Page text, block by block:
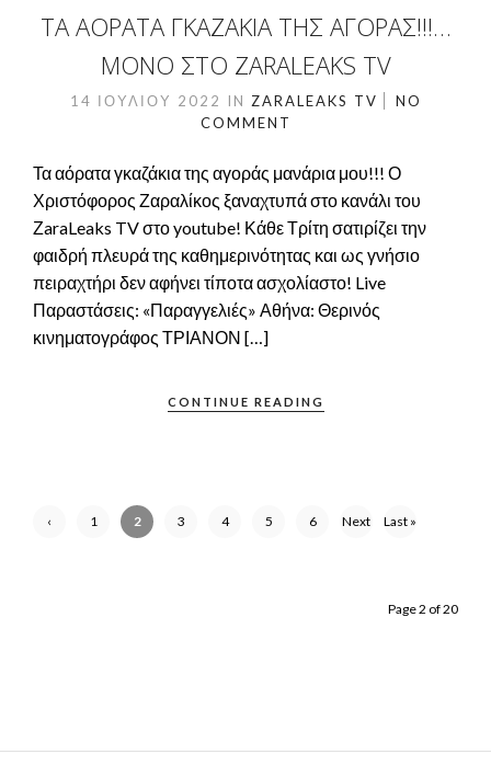
ΤΑ ΑΌΡΑΤΑ ΓΚΑΖΆΚΙΑ ΤΗΣ ΑΓΟΡΆΣ!!!…
ΜΌΝΟ ΣΤΟ ZARALEAKS TV
14 ΙΟΥΛΊΟΥ 2022 IN ZARALEAKS TV
NO
COMMENT
Τα αόρατα γκαζάκια της αγοράς μανάρια μου!!! Ο
Χριστόφορος Ζαραλίκος ξαναχτυπά στο κανάλι του
ΖaraLeaks TV στο youtube! Κάθε Τρίτη σατιρίζει την
φαιδρή πλευρά της καθημερινότητας και ως γνήσιο
πειραχτήρι δεν αφήνει τίποτα ασχολίαστο! Live
Παραστάσεις: «Παραγγελιές» Αθήνα: Θερινός
κινηματογράφος ΤΡΙΑΝΟΝ […]
CONTINUE READING
‹
1 2 3 4 5 6
Next
Last »
Page 2 of 20